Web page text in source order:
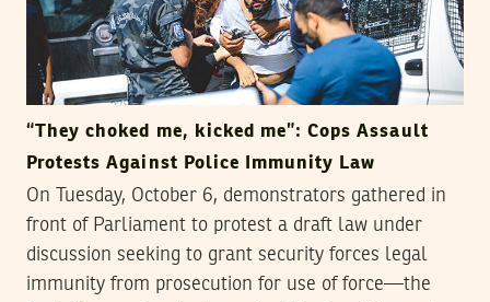
“They choked me, kicked me”: Cops Assault
Protests Against Police Immunity Law
On Tuesday, October 6, demonstrators gathered in
front of Parliament to protest a draft law under
discussion seeking to grant security forces legal
immunity from prosecution for use of force—the